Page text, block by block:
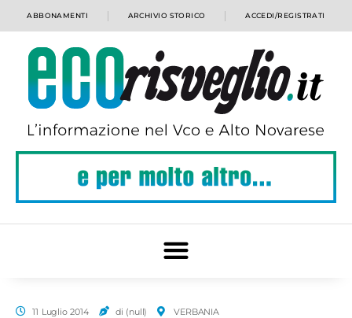
ABBONAMENTI ARCHIVIO STORICO ACCEDI/REGISTRATI
11 Luglio 2014 di (null) VERBANIA